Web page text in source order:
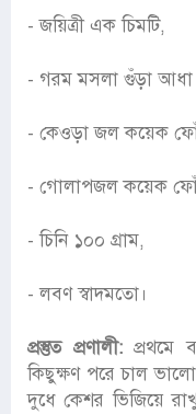
- জয়িত্রী এক চিমটি,
- গরম মসলা গুঁড়া আধা
- কেওড়া জল কয়েক
- গোলাপজল কয়েক
- চিনি ১০০ গ্রাম,
- লবণ স্বাদমতো।
প্রস্তুত প্রণালী:প্রথমে
কিছুক্ষণ পরে চাল
দুধে কেশর ভিজিয়ে